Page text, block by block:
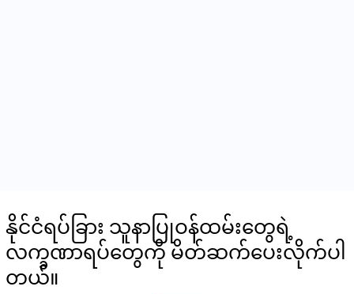
နိုင်ငံရပ်ခြား သူနာပြုဝန်ထမ်းတွေရဲ့
လက္ခဏာရပ်တွေကို မိတ်ဆက်ပေးလိုက်ပါ
တယ်။